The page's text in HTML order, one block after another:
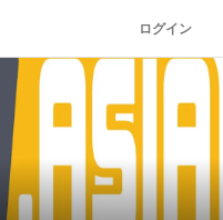
ログイン